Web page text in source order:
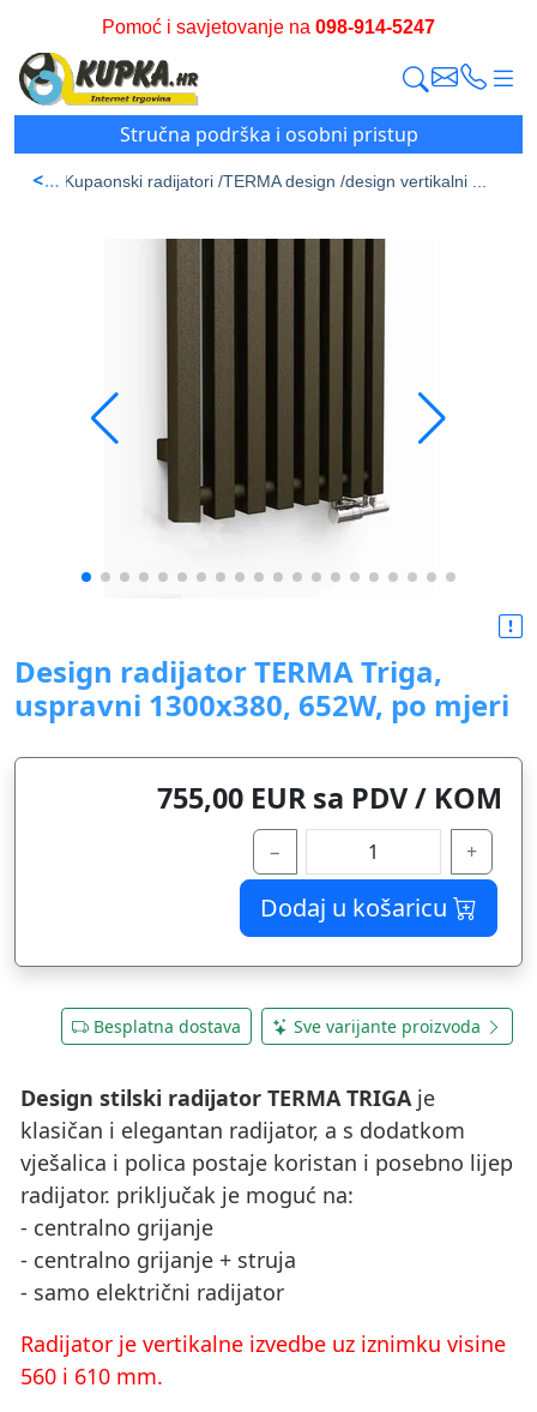
Pomoć i savjetovanje na 098-914-5247
Stručna podrška i osobni pristup
<
stran / Kupaonski radijatori /TERMA design /design vertikalni ...
Design radijator TERMA Triga,
uspravni 1300x380, 652W, po mjeri
755,00 EUR sa PDV / KOM
− +
Dodaj u košaricu
Besplatna dostava Sve varijante proizvoda
Design stilski radijator TERMA TRIGAje
klasičan i elegantan radijator, a s dodatkom
vješalica i polica postaje koristan i posebno lijep
radijator. priključak je moguć na:
- centralno grijanje
- centralno grijanje + struja
- samo električni radijator
Radijator je vertikalne izvedbe uz iznimku visine
560 i 610 mm.